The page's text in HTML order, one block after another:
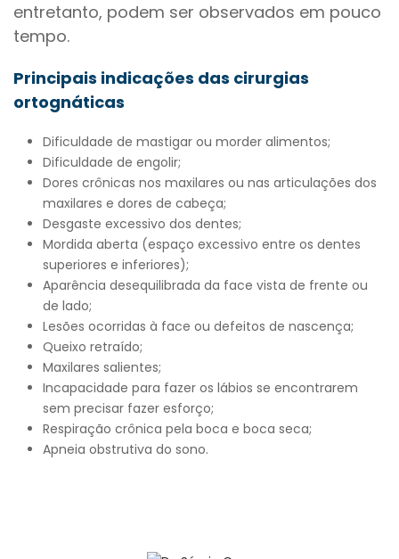
entretanto, podem ser observados em pouco
tempo.
Principais indicações das cirurgias
ortognáticas
Dificuldade de mastigar ou morder alimentos;
Dificuldade de engolir;
Dores crônicas nos maxilares ou nas articulações dos
maxilares e dores de cabeça;
Desgaste excessivo dos dentes;
Mordida aberta (espaço excessivo entre os dentes
superiores e inferiores);
Aparência desequilibrada da face vista de frente ou
de lado;
Lesões ocorridas à face ou defeitos de nascença;
Queixo retraído;
Maxilares salientes;
Incapacidade para fazer os lábios se encontrarem
sem precisar fazer esforço;
Respiração crônica pela boca e boca seca;
Apneia obstrutiva do sono.